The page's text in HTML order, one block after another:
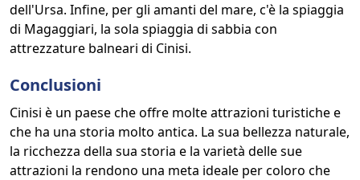
dell'Ursa. Infine, per gli amanti del mare, c'è la spiaggia
di Magaggiari, la sola spiaggia di sabbia con
attrezzature balneari di Cinisi.
Conclusioni
Cinisi è un paese che offre molte attrazioni turistiche e
che ha una storia molto antica. La sua bellezza naturale,
la ricchezza della sua storia e la varietà delle sue
attrazioni la rendono una meta ideale per coloro che